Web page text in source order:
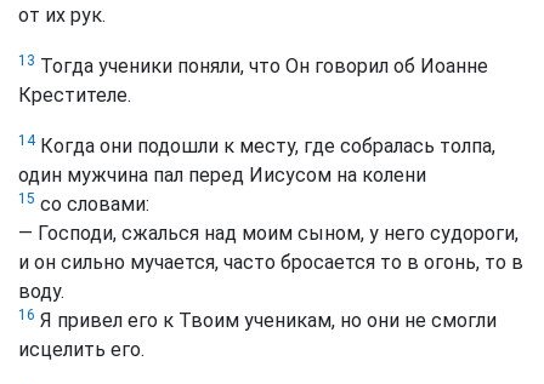
от их рук.
13 Тогда ученики поняли, что Он говорил об Иоанне
Крестителе.
14Когда они подошли к месту, где собралась толпа,
один мужчина пал перед Иисусом на колени
15 со словами:
— Господи, сжалься над моим сыном, у него судороги,
и он сильно мучается, часто бросается то в огонь, то в
воду.
16 Я привел его к Твоим ученикам, но они не смогли
исцелить его.